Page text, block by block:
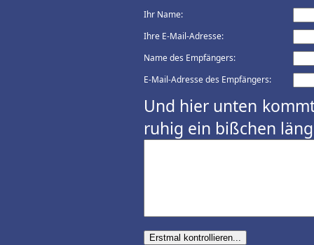
Ihr Name:
Ihre E-Mail-Adresse:
Name des Empfängers:
E-Mail-Adresse des Empfängers:
Und hier unten
ruhig ein bißchen